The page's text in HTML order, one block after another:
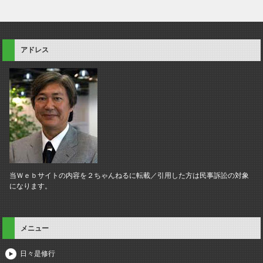
アドレス
当Ｗｅｂサイトの内容を２ちゃんねるに転載／引用した方は民事訴訟の対象
になります。
メニュー
日々是修行